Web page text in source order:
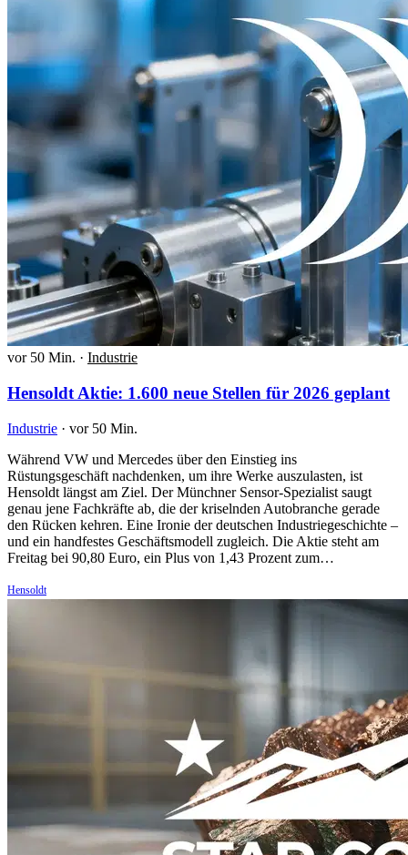
vor 50 Min. · Industrie
Hensoldt Aktie: 1.600 neue Stellen für 2026 geplant
Industrie · vor 50 Min.
Während VW und Mercedes über den Einstieg ins
Rüstungsgeschäft nachdenken, um ihre Werke auszulasten, ist
Hensoldt längst am Ziel. Der Münchner Sensor-Spezialist saugt
genau jene Fachkräfte ab, die der kriselnden Autobranche gerade
den Rücken kehren. Eine Ironie der deutschen Industriegeschichte –
und ein handfestes Geschäftsmodell zugleich. Die Aktie steht am
Freitag bei 90,80 Euro, ein Plus von 1,43 Prozent zum…
Hensoldt